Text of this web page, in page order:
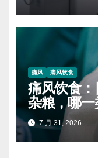
痛风 痛风饮食
痛风饮食
杂粮，哪
尿酸
7 月 31, 2026